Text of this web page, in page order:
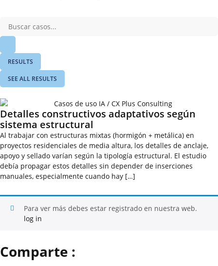
RESULTS
SEE ALL RESULTS
Detalles constructivos adaptativos según
sistema estructural
Al trabajar con estructuras mixtas (hormigón + metálica) en
proyectos residenciales de media altura, los detalles de anclaje,
apoyo y sellado varían según la tipología estructural. El estudio
debía propagar estos detalles sin depender de inserciones
manuales, especialmente cuando hay […]
Para ver más debes estar registrado en nuestra web.
log in
Comparte :